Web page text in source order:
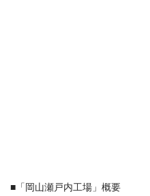
■「岡山瀬戸内工場」概要